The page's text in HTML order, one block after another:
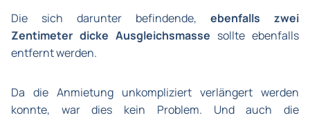
Die sich darunter befindende, ebenfalls zwei
Zentimeter dicke Ausgleichsmasse sollte ebenfalls
entfernt werden.
Da die Anmietung unkompliziert verlängert werden
konnte, war dies kein Problem. Und auch die